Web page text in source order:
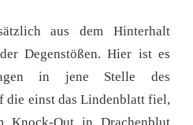
aus dem Hinterhalt
Degenstößen. Hier ist es
in jene Stelle des
die einst das Lindenblatt fiel,